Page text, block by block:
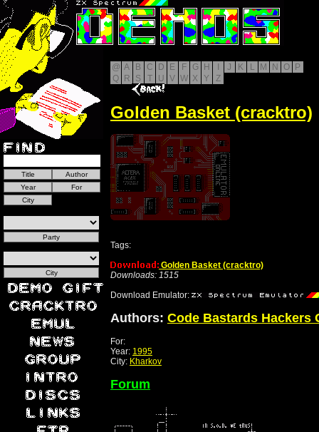
@ A B C D E F G H J K L M N O
P
Q
R S T U V W X Y Z
Golden Basket (cracktro)
Tags:
Golden Basket (cracktro)
Downloads: 1515
Download Emulator:
Authors: Code Bastards Hackers
For:
Year: 1995
City: Kharkov
Forum